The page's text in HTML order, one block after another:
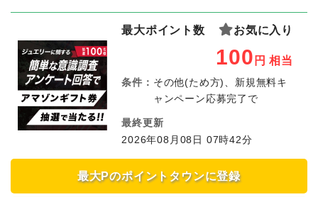
最大ポイント数 お気に入り
100 円 相当
条件： その他(ため方)、新規無料キ
ャンペーン応募完了で
最終更新
2026年08月08日 07時42分
最大Pのポイントタウンに登録